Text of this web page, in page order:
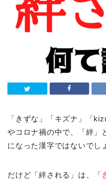
「きずな」「キズナ」「
やコロナ禍の中で、「絆」
になった漢字ではないでし
だけど「絆される」は、「